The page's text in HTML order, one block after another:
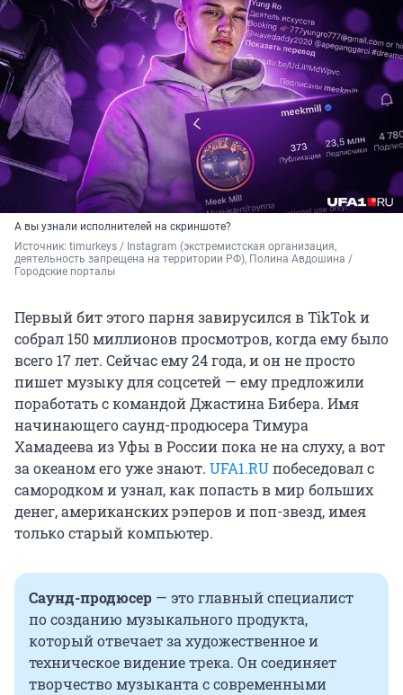
А вы узнали исполнителей на скриншоте?
Источник: timurkeys / Instagram (экстремистская организация,
деятельность запрещена на территории РФ), Полина Авдошина /
Городские порталы
Первый бит этого парня завирусился в TikTok и
собрал 150 миллионов просмотров, когда ему было
всего 17 лет. Сейчас ему 24 года, и он не просто
пишет музыку для соцсетей — ему предложили
поработать с командой Джастина Бибера. Имя
начинающего саунд-продюсера Тимура
Хамадеева из Уфы в России пока не на слуху, а вот
за океаном его уже знают. UFA1.RUпобеседовал с
самородком и узнал, как попасть в мир больших
денег, американских рэперов и поп-звезд, имея
только старый компьютер.
Саунд-продюсер — это главный специалист
по созданию музыкального продукта,
который отвечает за художественное и
техническое видение трека. Он соединяет
творчество музыканта с современными